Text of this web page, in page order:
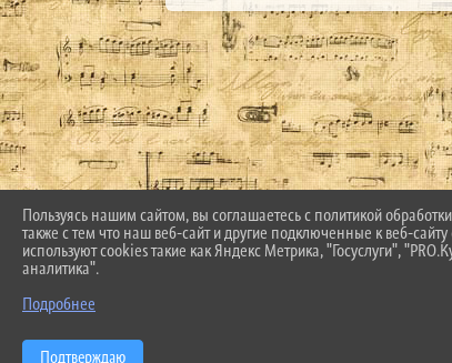
Пользуясь нашим сайтом, вы соглашаетесь с политикой
также с тем что наш веб-сайт и другие подключенные к веб-
используют cookies такие как Яндекс Метрика, "Госуслуги",
аналитика".
Подробнее
Подтверждаю